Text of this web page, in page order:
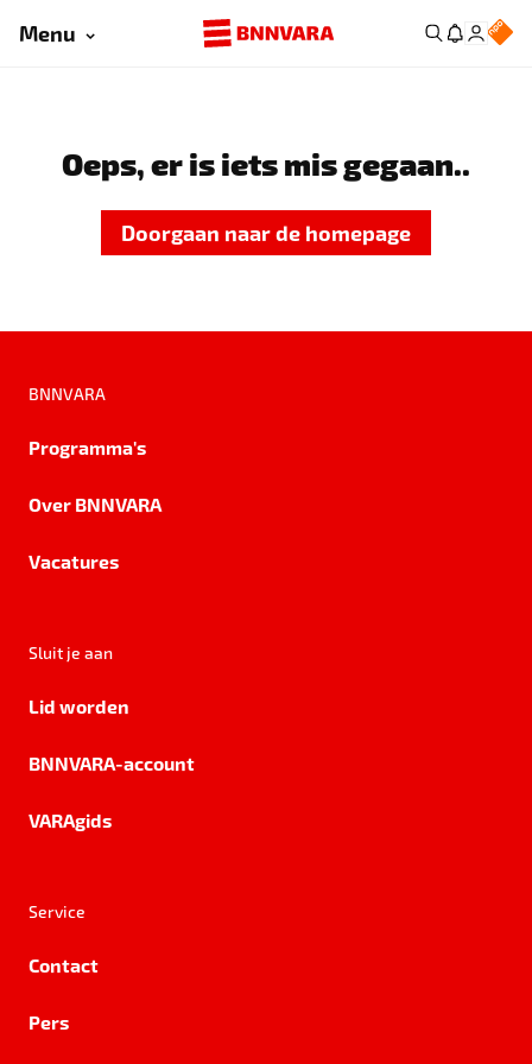
Menu
Oeps, er is iets mis gegaan..
Doorgaan naar de homepage
BNNVARA
Programma's
Over BNNVARA
Vacatures
Sluit je aan
Lid worden
BNNVARA-account
VARAgids
Service
Contact
Pers